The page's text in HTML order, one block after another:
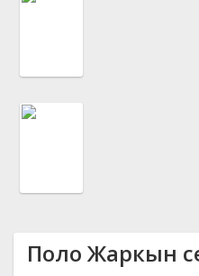
Поло Жаркын